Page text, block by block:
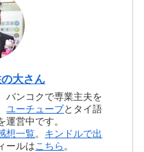
大さん
バンコクで専業主夫を
ユーチューブとタイ語
運営中です。
想一覧。 キンドルで出
ールはこちら 。